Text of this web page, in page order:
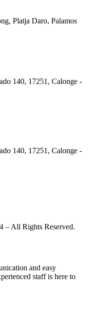
140, 17251, Calonge -
140, 17251, Calonge -
– All Rights Reserved.
and easy
staff is here to